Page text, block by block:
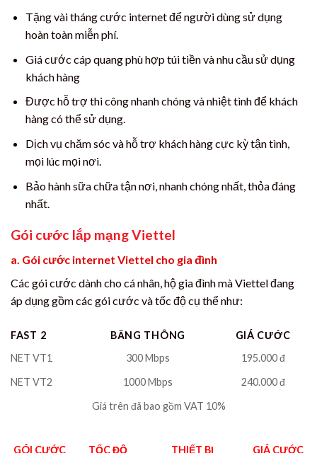
Tặng vài tháng cước internet để người dùng sử dụng
hoàn toàn miễn phí.
Giá cước cáp quang phù hợp túi tiền và nhu cầu sử dụng
khách hàng
Được hỗ trợ thi công nhanh chóng và nhiệt tình để khách
hàng có thể sử dụng.
Dịch vụ chăm sóc và hỗ trợ khách hàng cực kỳ tận tình,
mọi lúc mọi nơi.
Bảo hành sữa chữa tận nơi, nhanh chóng nhất, thỏa đáng
nhất.
Gói cước lắp mạng Viettel
a. Gói cước internet Viettel cho gia đình
Các gói cước dành cho cá nhân, hộ gia đình mà Viettel đang
áp dụng gồm các gói cước và tốc độ cụ thể như:
FAST 2 BĂNG THÔNG
GIÁ CƯỚC
NET VT1
300 Mbps
195.000 đ
NET VT2
1000 Mbps
240.000 đ
Giá trên đã bao gồm VAT 10%
GÓI CƯỚC TỐC ĐỘ THIẾT BỊ GIÁ CƯỚC